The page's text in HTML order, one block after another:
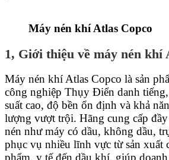
Máy nén khí Atlas Copco
1, Giới thiệu về máy nén khí
Máy nén khí Atlas Copco là sản
công nghiệp Thụy Điển danh
suất cao, độ bền ổn định và khả
lượng vượt trội. Hãng cung cấp
nén như máy có dầu, không dầu,
phục vụ nhiều lĩnh vực từ sản xuất